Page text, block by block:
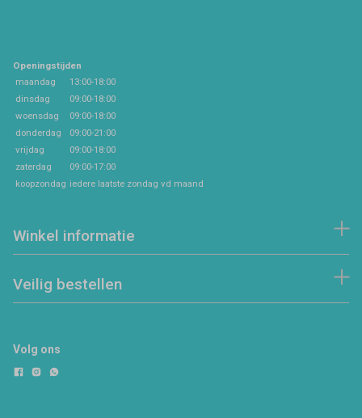
Openingstijden
maandag
13:00-18:00
dinsdag
09:00-18:00
woensdag
09:00-18:00
donderdag
09:00-21:00
vrijdag
09:00-18:00
zaterdag
09:00-17:00
koopzondag iedere laatste zondag vd maand
Winkel informatie
Veilig bestellen
Volg ons